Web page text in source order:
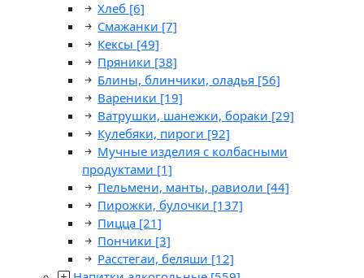
Хлеб [6]
Смажанки [7]
Кексы [49]
Пряники [38]
Блины, блинчики, оладья [56]
Вареники [19]
Ватрушки, шанежки, бораки [29]
Кулебяки, пироги [92]
Мучные изделия с колбасными
продуктами [1]
Пельмени, манты, равиоли [44]
Пирожки, булочки [137]
Пицца [21]
Пончики [3]
Расстегаи, беляши [12]